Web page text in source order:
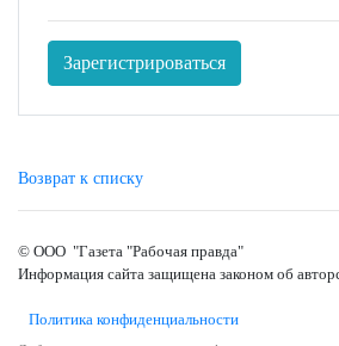
Зарегистрироваться
Возврат к списку
© ООО "Газета "Рабочая правда"
Информация сайта защищена законом об
Политика конфиденциальности